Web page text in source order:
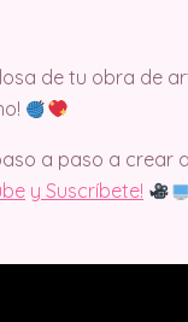
de tu obra de
a paso a crear
y Suscríbete!